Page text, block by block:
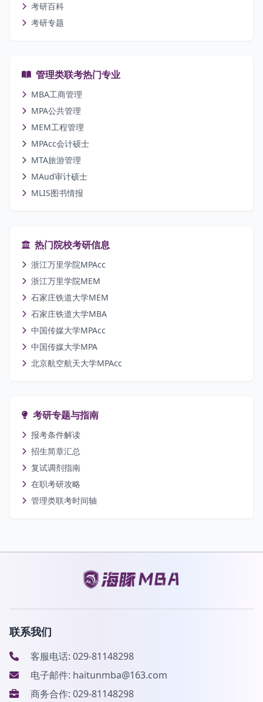
考研百科
考研专题
管理类联考热门专业
MBA工商管理
MPA公共管理
MEM工程管理
MPAcc会计硕士
MTA旅游管理
MAud审计硕士
MLIS图书情报
热门院校考研信息
浙江万里学院MPAcc
浙江万里学院MEM
石家庄铁道大学MEM
石家庄铁道大学MBA
中国传媒大学MPAcc
中国传媒大学MPA
北京航空航天大学MPAcc
考研专题与指南
报考条件解读
招生简章汇总
复试调剂指南
在职考研攻略
管理类联考时间轴
联系我们
客服电话: 029-81148298
电子邮件: haitunmba@163.com
商务合作: 029-81148298